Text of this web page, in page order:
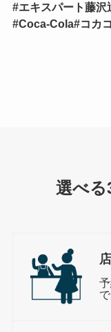
#エキスパート藤沢
#Coca-Cola#コカ
選べる